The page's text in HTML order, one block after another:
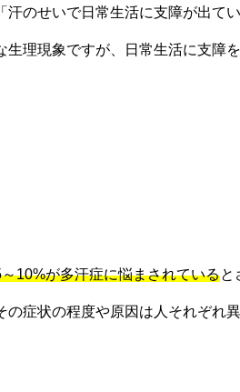
汗のせいで日常生活に支障が出
理現象ですが、日常生活に支障
10%が多汗症に悩まされていると
症状の程度や原因は人それぞれ異